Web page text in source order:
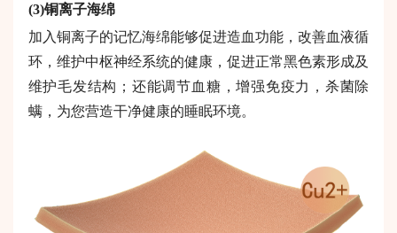
(3)铜离子海绵
加入铜离子的记忆海绵能够促进造血功能，改善血液循
环，维护中枢神经系统的健康，促进正常黑色素形成及
维护毛发结构；还能调节血糖，增强免疫力，杀菌除
螨，为您营造干净健康的睡眠环境。